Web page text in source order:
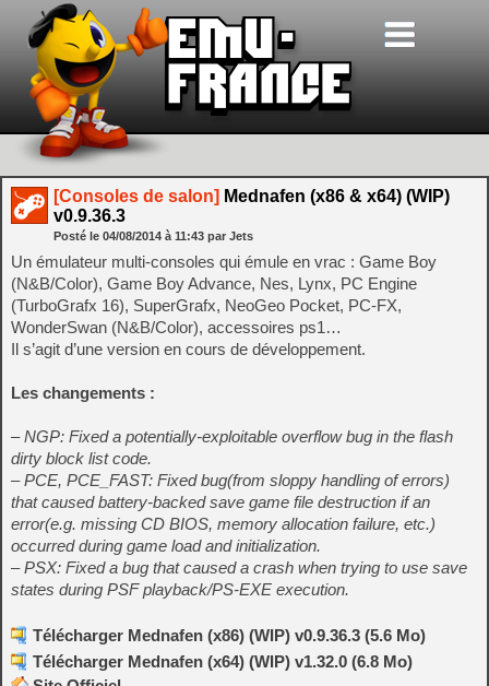
[Consoles de salon] Mednafen (x86 & x64) (WIP)
v0.9.36.3
Posté le 04/08/2014 à 11:43 par Jets
Un émulateur multi-consoles qui émule en vrac : Game Boy
(N&B/Color), Game Boy Advance, Nes, Lynx, PC Engine
(TurboGrafx 16), SuperGrafx, NeoGeo Pocket, PC-FX,
WonderSwan (N&B/Color), accessoires ps1…
Il s’agit d’une version en cours de développement.
Les changements :
– NGP: Fixed a potentially-exploitable overflow bug in the flash
dirty block list code.
– PCE, PCE_FAST: Fixed bug(from sloppy handling of errors)
that caused battery-backed save game file destruction if an
error(e.g. missing CD BIOS, memory allocation failure, etc.)
occurred during game load and initialization.
– PSX: Fixed a bug that caused a crash when trying to use save
states during PSF playback/PS-EXE execution.
Télécharger Mednafen (x86) (WIP) v0.9.36.3 (5.6 Mo)
Télécharger Mednafen (x64) (WIP) v1.32.0 (6.8 Mo)